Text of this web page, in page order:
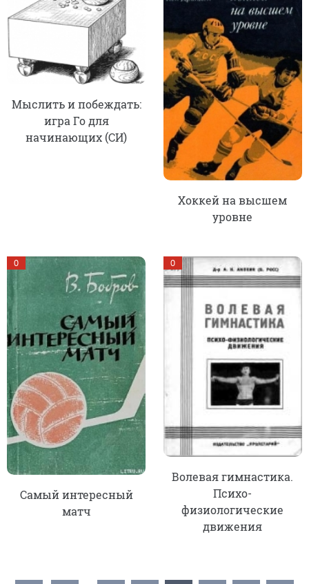
Мыслить и побеждать:
игра Го для
начинающих (СИ)
Хоккей на высшем
уровне
Самый интересный
матч
0
Волевая гимнастика.
Психо-
физиологические
движения
0